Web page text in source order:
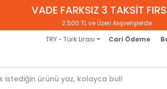
VADE FARKSIZ 3 TAKSİT
2.500 TL ve Üzeri Alışverişlerde
TRY - Türk Lirası Cari Ödeme